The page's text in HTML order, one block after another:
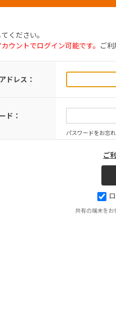
ください。
ウントでログイン可能です。 ご
ドレス：
ド：
パスワードをお忘
ご
共有の端末をお